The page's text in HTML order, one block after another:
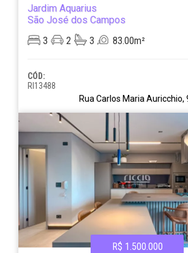
Jardim Aquarius
São José dos Campos
3
2 3 83.00m²
CÓD:
RI13488
Rua Carlos Maria Auricchio,
R$ 1.500.000